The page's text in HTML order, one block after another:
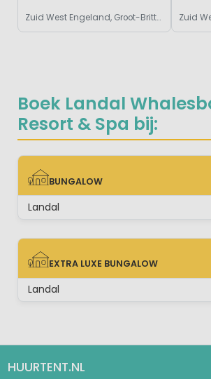
Boek Landal
Resort & Spa bij:
BUNGALOW
BUNGALOW
Landal
EXTRA LUXE BUNGALOW
EXTRA LUXE BUNGALOW
Landal
Zuid West Engeland, Groot-Brittannië
HUURTENT.NL